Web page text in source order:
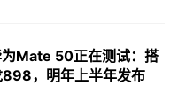
Mate 50正在测试：搭
，明年上半年发布